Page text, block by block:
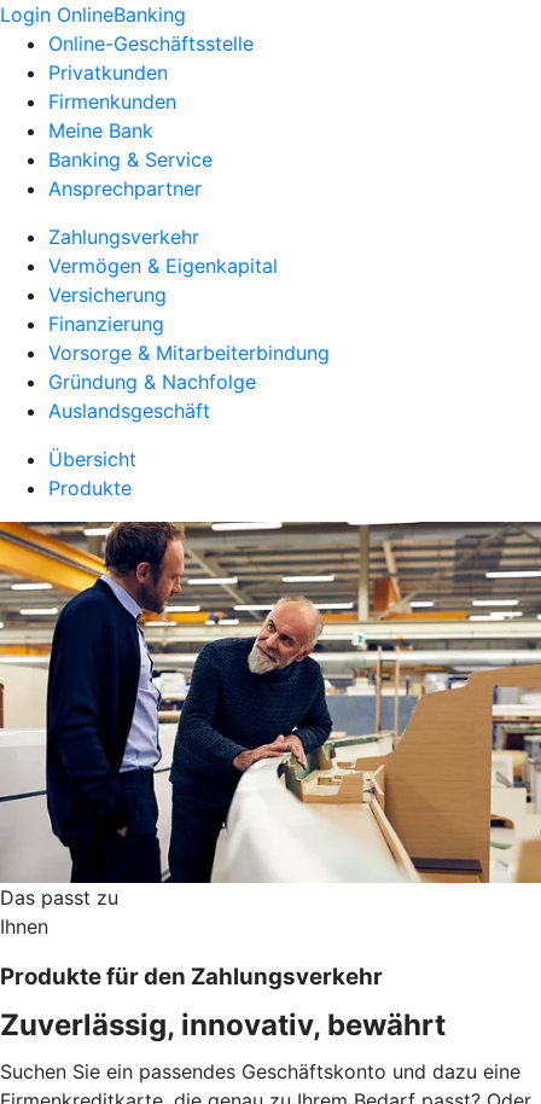
Login OnlineBanking
Online-Geschäftsstelle
Privatkunden
Firmenkunden
Meine Bank
Banking & Service
Ansprechpartner
Zahlungsverkehr
Vermögen & Eigenkapital
Versicherung
Finanzierung
Vorsorge & Mitarbeiterbindung
Gründung & Nachfolge
Auslandsgeschäft
Übersicht
Produkte
Das passt zu
Ihnen
Produkte für den Zahlungsverkehr
Zuverlässig, innovativ, bewährt
Suchen Sie ein passendes Geschäftskonto und dazu eine